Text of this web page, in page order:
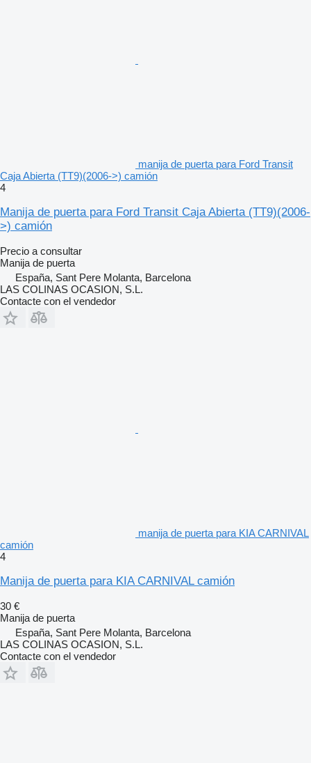
manija de puerta para Ford Transit
Caja Abierta (TT9)(2006->) camión
4
Manija de puerta para Ford Transit Caja Abierta (TT9)(2006-
>) camión
Precio a consultar
Manija de puerta
España, Sant Pere Molanta, Barcelona
LAS COLINAS OCASION, S.L.
Contacte con el vendedor
manija de puerta para KIA CARNIVAL
camión
4
Manija de puerta para KIA CARNIVAL camión
30 €
Manija de puerta
España, Sant Pere Molanta, Barcelona
LAS COLINAS OCASION, S.L.
Contacte con el vendedor